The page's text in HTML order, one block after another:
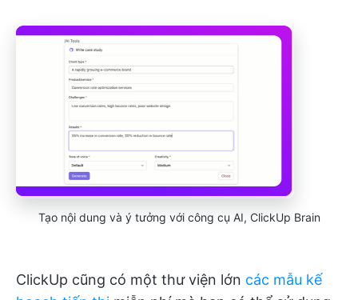
Tạo nội dung và ý tưởng với công cụ AI, ClickUp Brain
ClickUp cũng có một thư viện lớn các mẫu kế